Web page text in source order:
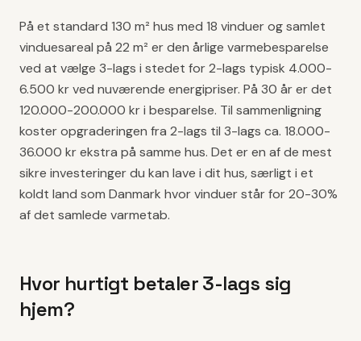
På et standard 130 m² hus med 18 vinduer og samlet
vinduesareal på 22 m² er den årlige varmebesparelse
ved at vælge 3-lags i stedet for 2-lags typisk 4.000-
6.500 kr ved nuværende energipriser. På 30 år er det
120.000-200.000 kr i besparelse. Til sammenligning
koster opgraderingen fra 2-lags til 3-lags ca. 18.000-
36.000 kr ekstra på samme hus. Det er en af de mest
sikre investeringer du kan lave i dit hus, særligt i et
koldt land som Danmark hvor vinduer står for 20-30%
af det samlede varmetab.
Hvor hurtigt betaler 3-lags sig
hjem?